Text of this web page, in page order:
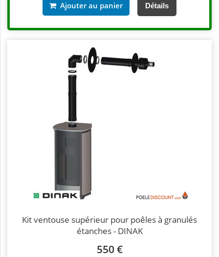
Ajouter au panier Détails
Kit ventouse supérieur pour poêles à granulés
étanches - DINAK
550 €